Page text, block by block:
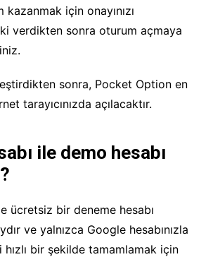
için onayınızı
verdikten sonra oturum açmaya
sonra, Pocket Option en
tarayıcınızda açılacaktır.
ile demo hesabı
ücretsiz bir deneme hesabı
ve yalnızca Google hesabınızla
hızlı bir şekilde tamamlamak için